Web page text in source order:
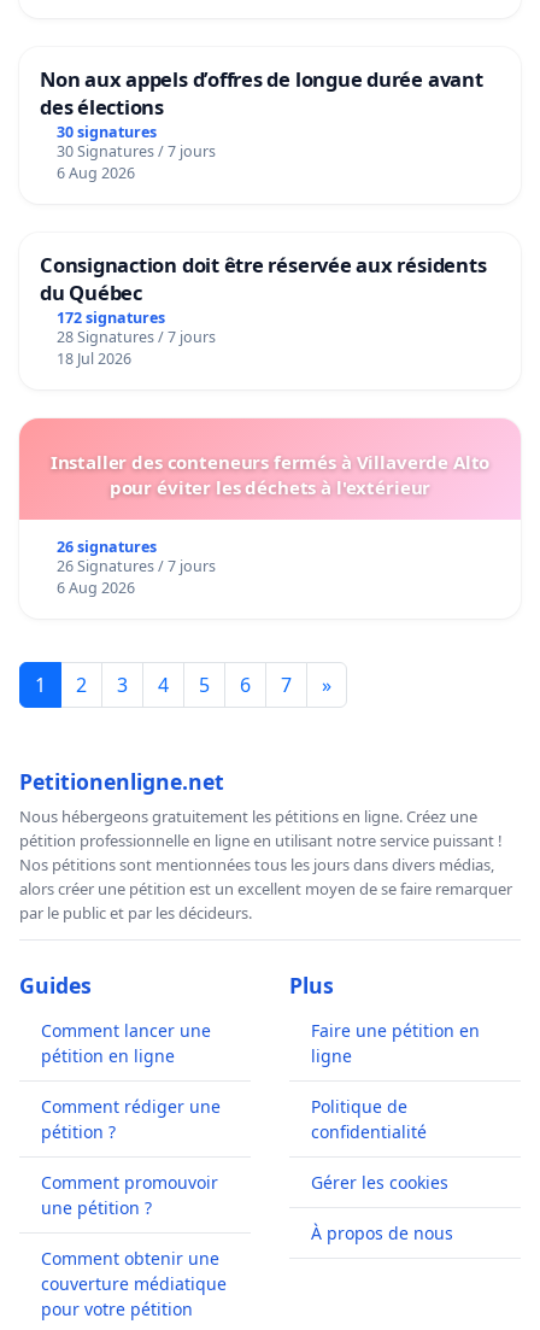
Non aux appels d’offres de longue durée avant
des élections
30 signatures
30 Signatures / 7 jours
6 Aug 2026
Consignaction doit être réservée aux résidents
du Québec
172 signatures
28 Signatures / 7 jours
18 Jul 2026
Installer des conteneurs fermés à Villaverde Alto
pour éviter les déchets à l'extérieur
26 signatures
26 Signatures / 7 jours
6 Aug 2026
1 2 3 4 5 6 7 »
Petitionenligne.net
Nous hébergeons gratuitement les pétitions en ligne. Créez une
pétition professionnelle en ligne en utilisant notre service puissant !
Nos pétitions sont mentionnées tous les jours dans divers médias,
alors créer une pétition est un excellent moyen de se faire remarquer
par le public et par les décideurs.
Guides
Comment lancer une
pétition en ligne
Comment rédiger une
pétition ?
Comment promouvoir
une pétition ?
Comment obtenir une
couverture médiatique
pour votre pétition
Plus
Faire une pétition en
ligne
Politique de
confidentialité
Gérer les cookies
À propos de nous